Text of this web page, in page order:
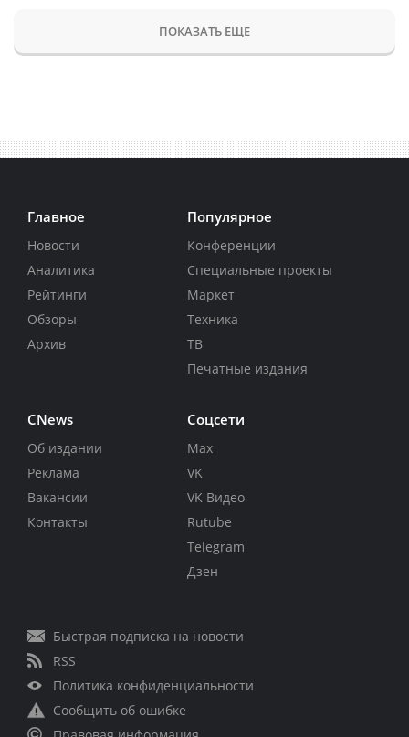
ПОКАЗАТЬ ЕЩЕ
Главное
Новости
Аналитика
Рейтинги
Обзоры
Архив
Популярное
Конференции
Специальные проекты
Маркет
Техника
ТВ
Печатные издания
CNews
Об издании
Реклама
Вакансии
Контакты
Соцсети
Max
VK
VK Видео
Rutube
Telegram
Дзен
Быстрая подписка на новости
RSS
Политика конфиденциальности
Сообщить об ошибке